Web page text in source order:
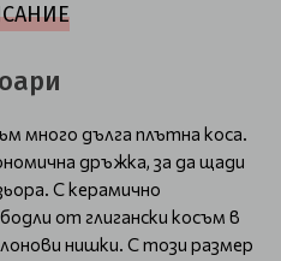
много дълга плътна коса.
дръжка, за да щади
С керамично
от глигански косъм в
нишки. С този размер